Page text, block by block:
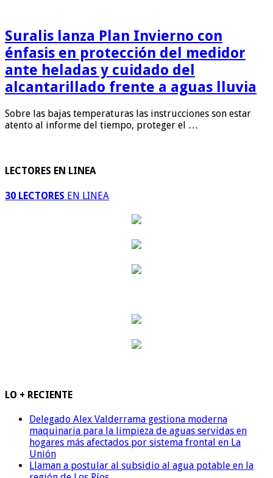
Suralis lanza Plan Invierno con
énfasis en protección del medidor
ante heladas y cuidado del
alcantarillado frente a aguas lluvia
Sobre las bajas temperaturas las instrucciones son estar
atento al informe del tiempo, proteger el …
LECTORES EN LINEA
30 LECTORES EN LINEA
LO + RECIENTE
Delegado Alex Valderrama gestiona moderna
maquinaria para la limpieza de aguas servidas en
hogares más afectados por sistema frontal en La
Unión
Llaman a postular al subsidio al agua potable en la